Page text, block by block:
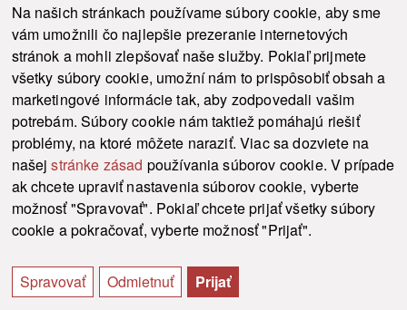
Na našich stránkach používame súbory cookie, aby sme
vám umožnili čo najlepšie prezeranie internetových
stránok a mohli zlepšovať naše služby. Pokiaľ prijmete
všetky súbory cookie, umožní nám to prispôsobiť obsah a
marketingové informácie tak, aby zodpovedali vašim
potrebám. Súbory cookie nám taktiež pomáhajú riešiť
problémy, na ktoré môžete naraziť. Viac sa dozviete na
našejstránke zásad používania súborov cookie. V prípade
ak chcete upraviť nastavenia súborov cookie, vyberte
možnosť "Spravovať". Pokiaľ chcete prijať všetky súbory
cookie a pokračovať, vyberte možnosť "Prijať".
Spravovať Odmietnuť Prijať
Odoslať
© 2021-2026 ku.sk. Všetky práva vyhradené. | Ochrana osobných údajov
Vyhlásenie o prístupnosti |
Admin
This site is protected by reCAPTCHA and the Google Privacy Policy and Terms of
Service
apply.